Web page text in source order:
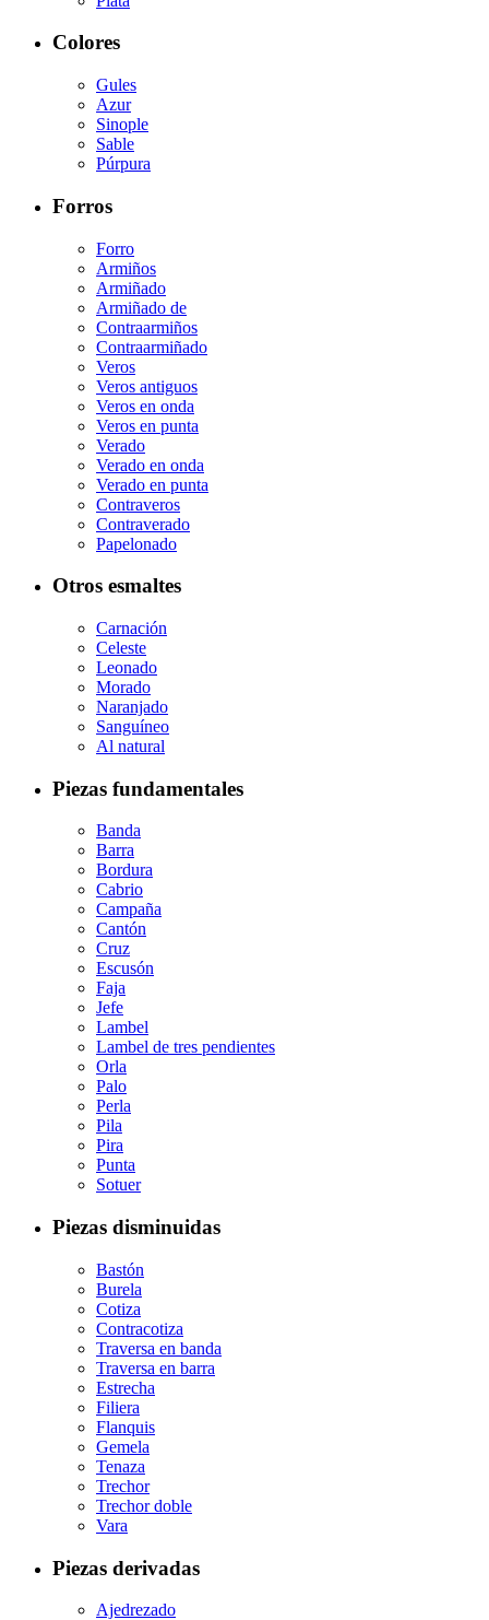
Colores
Gules
Azur
Sinople
Sable
Púrpura
Forros
Forro
Armiños
Armiñado
Armiñado de
Contraarmiños
Contraarmiñado
Veros
Veros antiguos
Veros en onda
Veros en punta
Verado
Verado en onda
Verado en punta
Contraveros
Contraverado
Papelonado
Otros esmaltes
Carnación
Celeste
Leonado
Morado
Naranjado
Sanguíneo
Al natural
Piezas fundamentales
Banda
Barra
Bordura
Cabrio
Campaña
Cantón
Cruz
Escusón
Faja
Jefe
Lambel
Lambel de tres pendientes
Orla
Palo
Perla
Pila
Pira
Punta
Sotuer
Piezas disminuidas
Bastón
Burela
Cotiza
Contracotiza
Traversa en banda
Traversa en barra
Estrecha
Filiera
Flanquis
Gemela
Tenaza
Trechor
Trechor doble
Vara
Piezas derivadas
Ajedrezado